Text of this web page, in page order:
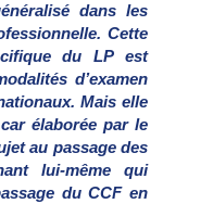
dans les
Cette
du LP est
d’examen
Mais elle
élaborée par le
au passage des
lui-même qui
du CCF en